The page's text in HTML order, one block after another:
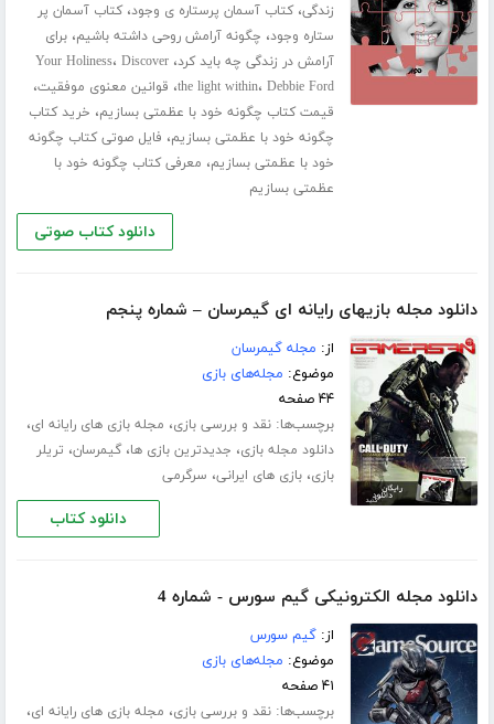
زندگی،کتاب آسمان پرستاره ی وجود،کتاب آسمان پر
ستاره وجود، چگونه آرامش روحی داشته باشیم،برای
آرامش در زندگی چه باید کرد، Your Holiness، Discover
the light within، Debbie Ford ، قوانین معنوی موفقیت،
قیمت کتاب چگونه خود با عظمتی بسازیم، خرید کتاب
چگونه خود با عظمتی بسازیم، فایل صوتی کتاب چگونه
خود با عظمتی بسازیم، معرفی کتاب چگونه خود با
عظمتی بسازیم
دانلود کتاب صوتی
دانلود مجله بازیهای رایانه ای گیمرسان – شماره پنجم
از: مجله گیمرسان
موضوع: مجله‌های بازی
۴۴ صفحه
برچسب‌ها:نقد و بررسی بازی، مجله بازی های رایانه ای،
دانلود مجله بازی، جدیدترین بازی ها،گیمرسان، تریلر
بازی،بازی های ایرانی، سرگرمی
دانلود کتاب
دانلود مجله الکترونیکی گیم سورس - شماره 4
از:گیم سورس
موضوع: مجله‌های بازی
۴۱ صفحه
برچسب‌ها:نقد و بررسی بازی، مجله بازی های رایانه ای،